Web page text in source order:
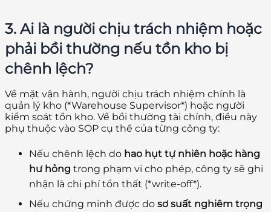
3. Ai là người chịu trách nhiệm hoặc
phải bồi thường nếu tồn kho bị
chênh lệch?
Về mặt vận hành, người chịu trách nhiệm chính là
quản lý kho (*Warehouse Supervisor*) hoặc người
kiểm soát tồn kho. Về bồi thường tài chính, điều này
phụ thuộc vào SOP cụ thể của từng công ty:
Nếu chênh lệch do hao hụt tự nhiên hoặc hàng
hư hỏng trong phạm vi cho phép, công ty sẽ ghi
nhận là chi phí tổn thất (*write-off*).
Nếu chứng minh được do sơ suất nghiêm trọng